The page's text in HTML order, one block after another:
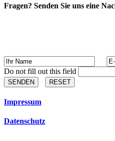
Fragen? Senden Sie uns eine
Do not fill out this field
SENDEN RESET
Impressum
Datenschutz